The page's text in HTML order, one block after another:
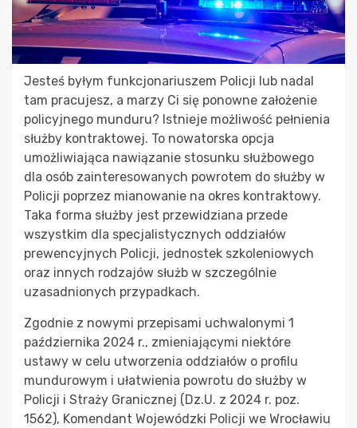
Jesteś byłym funkcjonariuszem Policji lub nadal
tam pracujesz, a marzy Ci się ponowne założenie
policyjnego munduru? Istnieje możliwość pełnienia
służby kontraktowej. To nowatorska opcja
umożliwiająca nawiązanie stosunku służbowego
dla osób zainteresowanych powrotem do służby w
Policji poprzez mianowanie na okres kontraktowy.
Taka forma służby jest przewidziana przede
wszystkim dla specjalistycznych oddziałów
prewencyjnych Policji, jednostek szkoleniowych
oraz innych rodzajów służb w szczególnie
uzasadnionych przypadkach.
Zgodnie z nowymi przepisami uchwalonymi 1
października 2024 r., zmieniającymi niektóre
ustawy w celu utworzenia oddziałów o profilu
mundurowym i ułatwienia powrotu do służby w
Policji i Straży Granicznej (Dz.U. z 2024 r. poz.
1562), Komendant Wojewódzki Policji we Wrocławiu